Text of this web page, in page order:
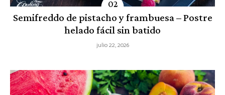
Semifreddo de pistacho y frambuesa – Postre
helado fácil sin batido
julio 22, 2026